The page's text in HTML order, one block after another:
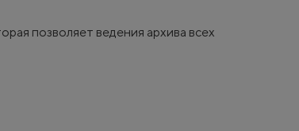
позволяет ведения архива всех